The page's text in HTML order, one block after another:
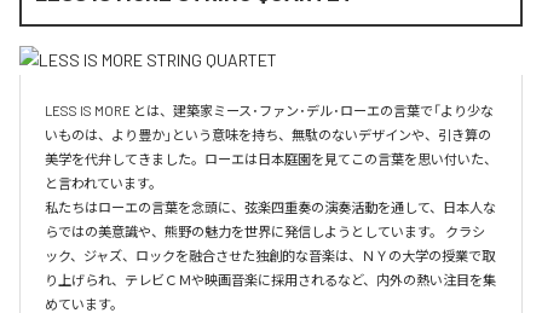
LESS IS MORE とは、建築家ミース･ファン･デル･ローエの言葉で「より少な
いものは、より豊か」という意味を持ち、無駄のないデザインや、引き算の
美学を代弁してきました。ローエは日本庭園を見てこの言葉を思い付いた、
と言われています。
私たちはローエの言葉を念頭に、弦楽四重奏の演奏活動を通して、日本人な
らではの美意識や、熊野の魅力を世界に発信しようとしています。 クラシ
ック、ジャズ、ロックを融合させた独創的な音楽は、ＮＹの大学の授業で取
り上げられ、テレビＣＭや映画音楽に採用されるなど、内外の熱い注目を集
めています。